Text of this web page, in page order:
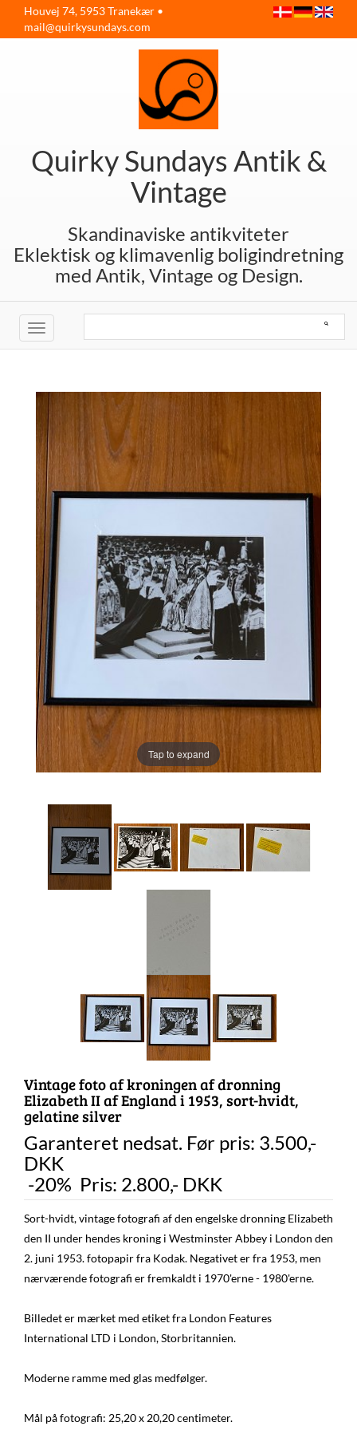
Houvej 74, 5953 Tranekær •
mail@quirkysundays.com
Quirky Sundays Antik &
Vintage
Skandinaviske antikviteter
Eklektisk og klimavenlig boligindretning
med Antik, Vintage og Design.
Toggle
navigation
Tap to expand
Vintage foto af kroningen af dronning
Elizabeth II af England i 1953, sort-hvidt,
gelatine silver
Garanteret nedsat. Før pris: 3.500,-
DKK
-20% Pris: 2.800,- DKK
Sort-hvidt, vintage fotografi af den engelske dronning Elizabeth
den II under hendes kroning i Westminster Abbey i London den
2. juni 1953. fotopapir fra Kodak. Negativet er fra 1953, men
nærværende fotografi er fremkaldt i 1970'erne - 1980'erne.
Billedet er mærket med etiket fra London Features
International LTD i London, Storbritannien.
Moderne ramme med glas medfølger.
Mål på fotografi: 25,20 x 20,20 centimeter.